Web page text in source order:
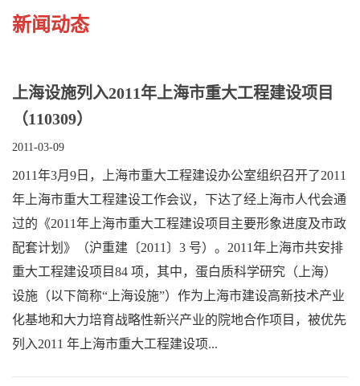
新闻动态
上海设施列入2011年上海市重大工程建设项目
（110309）
2011-03-09
2011年3月9日，上海市重大工程建设办公室组织召开了2011
年上海市重大工程建设工作会议，下达了经上海市人代会通
过的《2011年上海市重大工程建设项目主要形象进度及市政
配套计划》（沪重建〔2011〕3 号）。2011年上海市共安排
重大工程建设项目84 项，其中，蛋白质科学研究（上海）
设施（以下简称“上海设施”）作为上海市建设高新技术产业
化基地和大力培育战略性新兴产业的院地合作项目，被优先
列入2011 年上海市重大工程建设项...